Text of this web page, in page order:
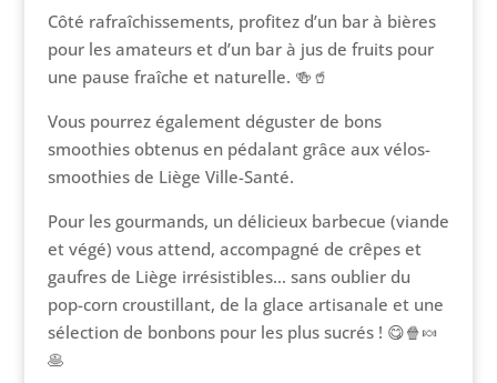
Côté rafraîchissements, profitez d’un bar à bières
pour les amateurs et d’un bar à jus de fruits pour
une pause fraîche et naturelle. 🍻🥤
Vous pourrez également déguster de bons
smoothies obtenus en pédalant grâce aux vélos-
smoothies de Liège Ville-Santé.
Pour les gourmands, un délicieux barbecue (viande
et végé) vous attend, accompagné de crêpes et
gaufres de Liège irrésistibles… sans oublier du
pop-corn croustillant, de la glace artisanale et une
sélection de bonbons pour les plus sucrés ! 😋🍿🍬
🥞